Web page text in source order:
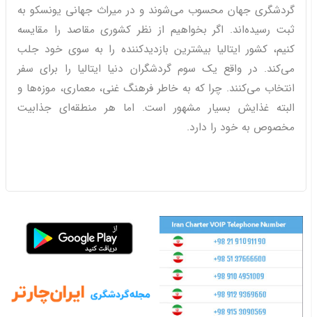
گردشگری جهان محسوب می‌شوند و در میراث جهانی یونسکو به
ثبت رسیده‌اند. اگر بخواهیم از نظر کشوری مقاصد را مقایسه
کنیم، کشور ایتالیا بیشترین بازدیدکننده را به سوی خود جلب
می‌کند. در واقع یک سوم گردشگران دنیا ایتالیا را برای سفر
انتخاب می‌کنند. چرا که به خاطر فرهنگ غنی، معماری، موزه‌ها و
البته غذایش بسیار مشهور است. اما هر منطقه‌ای جذابیت
مخصوص به خود را دارد.